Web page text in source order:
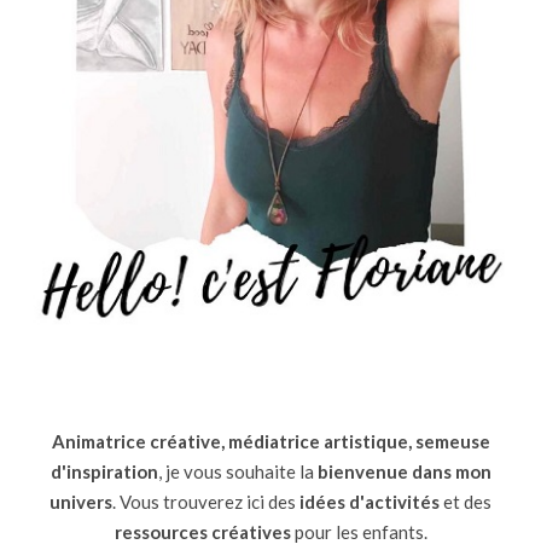
Animatrice créative, médiatrice artistique, semeuse
d'inspiration, je vous souhaite la bienvenue dans mon
univers. Vous trouverez ici des idées d'activitéset des
ressources créativespour les enfants.